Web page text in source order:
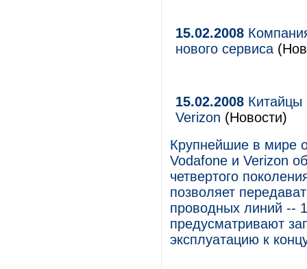
15.02.2008
нового сервиса
15.02.2008 Китайцы
Verizon (Новости)
Крупнейшие в мире
Vodafone и Verizon
четвертого
позволяет
проводных линий --
предусматривают
эксплуатацию к